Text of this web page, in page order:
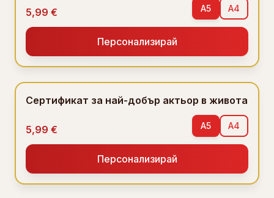
5,99 € A5 A4
Персонализирай
Сертификат за най-добър актьор в живота
5,99 € A5 A4
Персонализирай